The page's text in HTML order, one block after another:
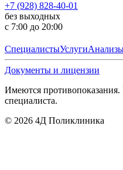
+7 (928) 828-40-01
без выходных
с 7:00 до 20:00
СпециалистыУслуги
Документы и лицензии
Имеются противопоказания.
специалиста.
© 2026 4Д Поликлиника